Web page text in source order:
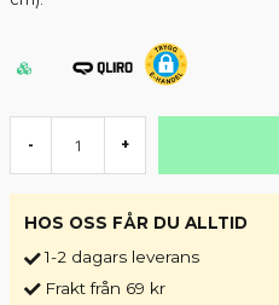
- +
HOS OSS FÅR DU ALLTID
1-2 dagars leverans
Frakt från 69 kr